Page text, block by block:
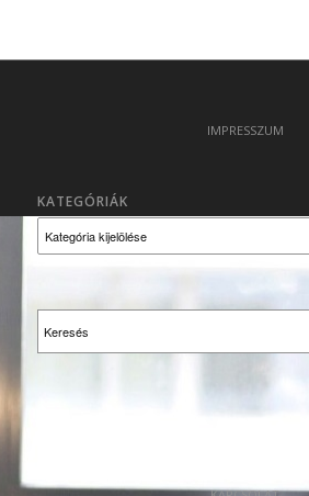
IMPRESSZUM
KATEGÓRIÁK